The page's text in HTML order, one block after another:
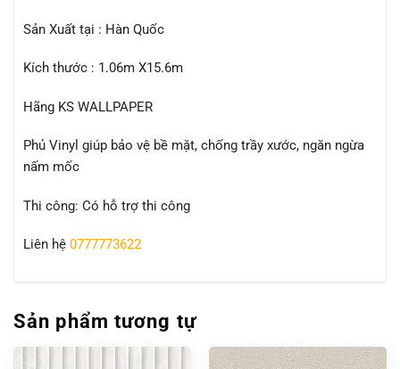
Sản Xuất tại : Hàn Quốc
Kích thước : 1.06m X15.6m
Hãng KS WALLPAPER
Phủ Vinyl giúp bảo vệ bề mặt, chống trầy xước, ngăn ngừa
nấm mốc
Thi công: Có hỗ trợ thi công
Liên hệ 0777773622
Sản phẩm tương tự